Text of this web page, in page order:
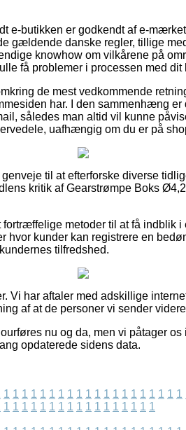
e-butikken er godkendt af e-
gældende danske regler, tillige
knowhow om vilkårene på
få problemer i processen med dit
de mest vedkommende
har. I den sammenhæng er
således man altid vil kunne
uafhængig om du er på
til at efterforske diverse
kritik af Gearstrømpe Boks
metoder til at få indblik
hvor kunder kan registrere en
tilfredshed.
Vi har aftaler med adskillige
af at de personer vi sender
nu og da, men vi påtager os
opdaterede sidens data.
1 1 1 1 1 1 1 1 1 1 1 1 1 1 1 1 1 1 1 1
1 1 1 1 1 1 1 1 1 1 1 1 1 1 1 1 1